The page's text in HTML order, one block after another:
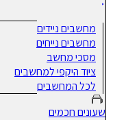
מחשבים ניידים
מחשבים נייחים
מסכי מחשב
ציוד היקפי למחשבים
לכל המחשבים
שעונים חכמים